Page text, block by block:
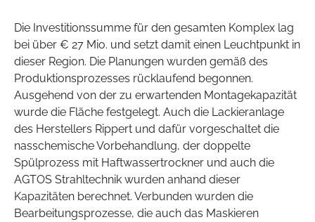
Die Investitionssumme für den gesamten Komplex lag
bei über € 27 Mio. und setzt damit einen Leuchtpunkt in
dieser Region. Die Planungen wurden gemäß des
Produktionsprozesses rücklaufend begonnen.
Ausgehend von der zu erwartenden Montagekapazität
wurde die Fläche festgelegt. Auch die Lackieranlage
des Herstellers Rippert und dafür vorgeschaltet die
nasschemische Vorbehandlung, der doppelte
Spülprozess mit Haftwassertrockner und auch die
AGTOS Strahltechnik wurden anhand dieser
Kapazitäten berechnet. Verbunden wurden die
Bearbeitungsprozesse, die auch das Maskieren